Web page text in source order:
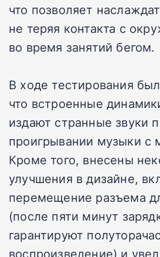
что позволяет
не теряя контакта с
во время занятий бегом.
В ходе тестирования
что встроенные
издают странные звуки
проигрывании музыки
Кроме того, внесены
улучшения в дизайне,
перемещение разъема
(после пяти минут
гарантируют
воспроизведение) и